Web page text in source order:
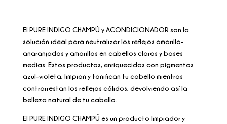
El PURE INDIGO CHAMPÚ y ACONDICIONADOR son la
solución ideal para neutralizar los reflejos amarillo-
anaranjados y amarillos en cabellos claros y bases
medias. Estos productos, enriquecidos con pigmentos
azul-violeta, limpian y tonifican tu cabello mientras
contrarrestan los reflejos cálidos, devolviendo así la
belleza natural de tu cabello.
El PURE INDIGO CHAMPÚ es un producto limpiador y